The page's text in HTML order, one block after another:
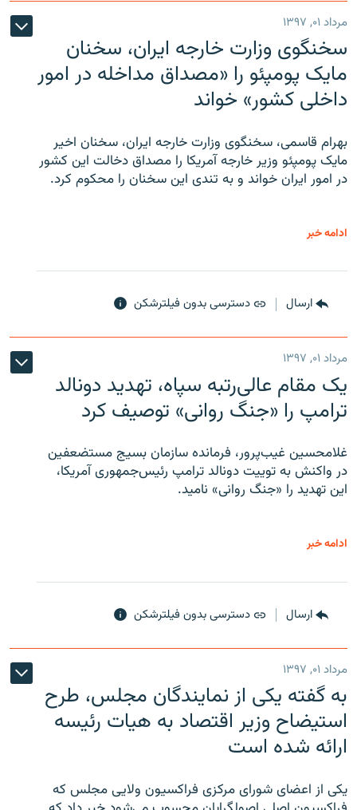
مرداد ۰۱, ۱۳۹۷
سخنگوی وزارت خارجه ایران، سخنان
مایک پومپئو را «مصداق مداخله در امور
داخلی کشور» خواند
بهرام قاسمی، سخنگوی وزارت خارجه ایران، سخنان اخیر
مایک پومپئو وزیر خارجه آمریکا را مصداق دخالت این کشور
در امور ایران خواند و به تندی این سخنان را محکوم کرد.
ادامه خبر
ارسال دسترسی بدون فیلترشکن
مرداد ۰۱, ۱۳۹۷
یک مقام عالی‌رتبه سپاه، تهدید دونالد
ترامپ را «جنگ روانی» توصیف کرد
غلامحسین غیب‌پرور، فرمانده سازمان بسیج مستضعفین
در واکنش به توییت دونالد ترامپ رئیس‌جمهوری آمریکا،
این تهدید را «جنگ روانی» نامید.
ادامه خبر
ارسال دسترسی بدون فیلترشکن
مرداد ۰۱, ۱۳۹۷
به گفته یکی از نمایندگان مجلس، طرح
استیضاح وزیر اقتصاد به هیات رئیسه
ارائه شده است
یکی از اعضای شورای مرکزی فراکسیون ولایی مجلس که